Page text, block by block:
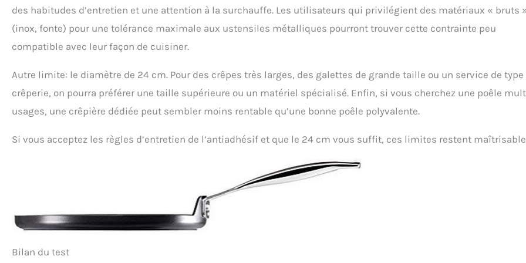
des habitudes d’entretien et une attention à la surchauffe. Les utilisateurs qui privilégient des matériaux « bruts
(inox, fonte) pour une tolérance maximale aux ustensiles métalliques pourront trouver cette contrainte peu
compatible avec leur façon de cuisiner.
Autre limite: le diamètre de 24 cm. Pour des crêpes très larges, des galettes de grande taille ou un service de type
crêperie, on pourra préférer une taille supérieure ou un matériel spécialisé. Enfin, si vous cherchez une poêle
usages, une crêpière dédiée peut sembler moins rentable qu’une bonne poêle polyvalente.
Si vous acceptez les règles d’entretien de l’antiadhésif et que le 24 cm vous suffit, ces limites restent
Bilan du test